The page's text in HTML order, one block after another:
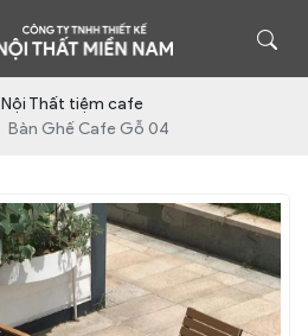
Nội Thất tiệm cafe
Bàn Ghế Cafe Gỗ 04